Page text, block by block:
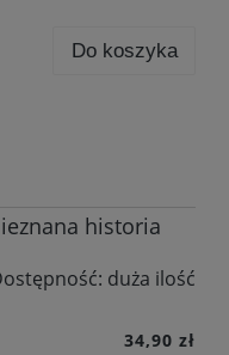
Do koszyka
historia
duża ilość
34,90 zł